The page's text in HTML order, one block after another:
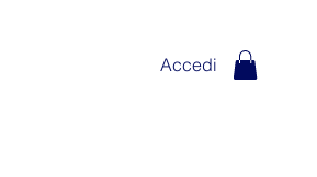
Accedi